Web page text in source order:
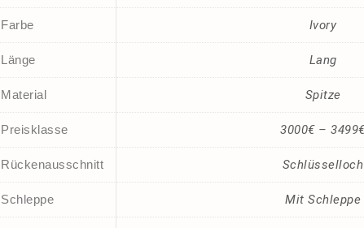
Farbe Ivory
Länge Lang
Material Spitze
Preisklasse 3000€ –
Rückenausschnitt Schlüsselloch
Schleppe Mit Schleppe